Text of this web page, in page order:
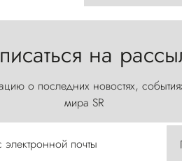
на
о последних новостях,
мира SR
почты